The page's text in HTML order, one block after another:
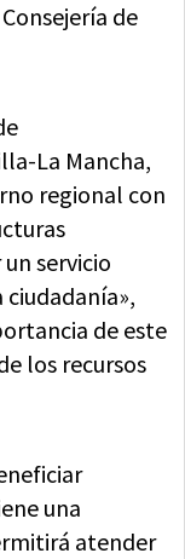
de
La Mancha,
regional con
servicio
de este
los recursos
una
atender